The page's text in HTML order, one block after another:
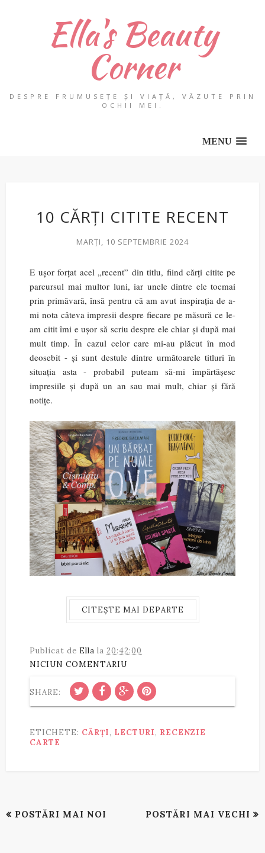
Ella's Beauty
Corner
DESPRE FRUMUSEȚE ȘI VIAȚĂ, VĂZUTE PRIN
OCHII MEI.
MENU
10 CĂRȚI CITITE RECENT
MARȚI, 10 SEPTEMBRIE 2024
E ușor forțat acel „recent” din titlu, fiind cărți citite pe
parcursul mai multor luni, iar unele dintre ele tocmai
prin primăvară, însă pentru că am avut inspirația de a-
mi nota câteva impresii despre fiecare pe măsură ce le-
am citit îmi e ușor să scriu despre ele chiar și după mai
mult timp. În cazul celor care mi-au plăcut în mod
deosebit - și sunt destule dintre următoarele titluri în
situația asta - probabil puteam să-mi împărtășesc
impresiile și după un an sau mai mult, chiar și fără
notițe.
CITEȘTE MAI DEPARTE
Publicat de Ella la 20:42:00
NICIUN COMENTARIU
SHARE:
ETICHETE: CĂRȚI, LECTURI, RECENZIE
CARTE
POSTĂRI MAI NOI POSTĂRI MAI VECHI